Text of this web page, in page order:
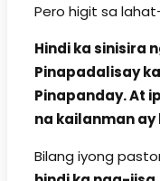
Pero higit sa
Hindi ka sinisira
Pinapadalisay
Pinapanday. At
na kailanman
Bilang iyong